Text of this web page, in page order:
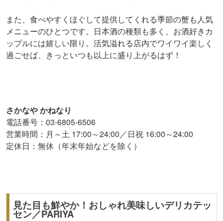
また、食べやすくほぐして提供してくれる季節の蟹も人気
メニューのひとつです。日本酒の種類も多く、お酒好きカ
ップルには嬉しい限り。活気溢れる店内でワイワイ楽しく
過ごせば、きっといつも以上に盛り上がるはず！
さかなや かねなり
電話番号：03-6805-6506
営業時間：月～土 17:00～24:00／日祝 16:00～24:00
定休日：無休（年末年始などを除く）
見た目も鮮やか！おしゃれ美味しいデリカテッ
セン／PARIYA